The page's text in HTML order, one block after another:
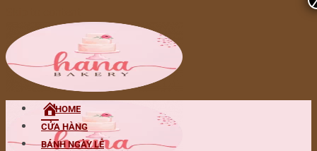
HOME
CỬA HÀNG
BÁNH NGÀY LỄ